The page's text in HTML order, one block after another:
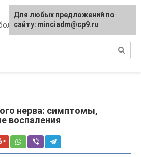
и терапия
нерва: симптомы,
воспаления
Для любых предложений по
сайту: minciadm@cp9.ru